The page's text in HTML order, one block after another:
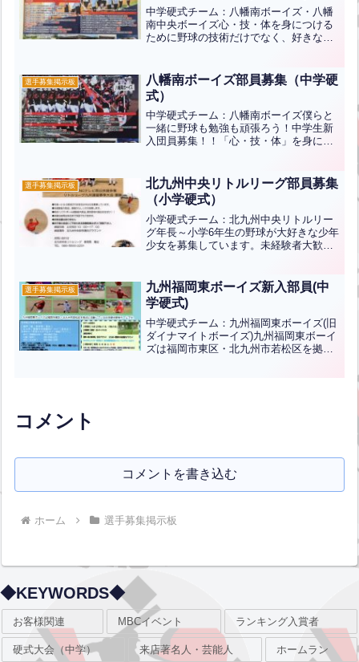
中学硬式チーム：八幡南ボーイズ・八幡
南中央ボーイズ心・技・体を身につける
ために野球の技術だけでなく、好きな野
を形成すること、および常にチャレンジ
ャーの精神と挑戦できる体...全文はクリ
ック
選手募集掲示板
八幡南ボーイズ部員募集（中学硬
式）
中学硬式チーム：八幡南ボーイズ僕らと
一緒に野球も勉強も頑張ろう！中学生新
入団員募集！！「心・技・体」を身につ
と、目上の人を敬う気持ちを持つ裏表の
ない人格を形成すること、お...全文はク
リック
選手募集掲示板
北九州中央リトルリーグ部員募集
（小学硬式）
小学硬式チーム：北九州中央リトルリー
グ年長～小学6年生の野球が大好きな少年
少女を募集しています。未経験者大歓
白さをぜひ！！体験は納得出来るまで何
回でも出来ます。お茶当番...全文はクリ
ック
選手募集掲示板
九州福岡東ボーイズ新入部員(中
学硬式)
中学硬式チーム：九州福岡東ボーイズ(旧
ダイナマイトボーイズ)九州福岡東ボーイ
ズは福岡市東区・北九州市若松区を拠点
コメント
コメントを書き込む
ホーム 選手募集掲示板
◆KEYWORDS◆
お客様関連 MBCイベント ランキング入賞者
硬式大会（中学） 来店著名人・芸能人 ホームラン